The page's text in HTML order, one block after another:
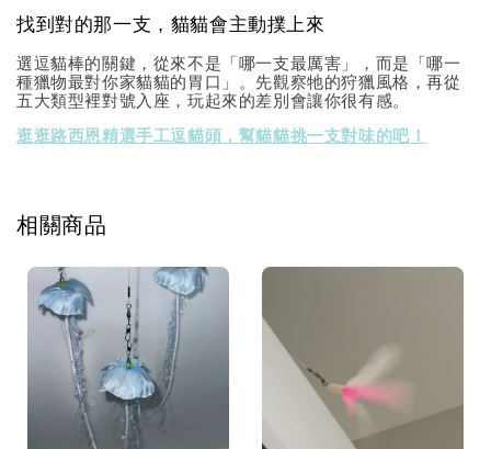
找到對的那一支，貓貓會主動撲上來
選逗貓棒的關鍵，從來不是「哪一支最厲害」，而是「哪一
種獵物最對你家貓貓的胃口」。先觀察牠的狩獵風格，再從
五大類型裡對號入座，玩起來的差別會讓你很有感。
逛逛路西恩精選手工逗貓頭，幫貓貓挑一支對味的吧！
相關商品